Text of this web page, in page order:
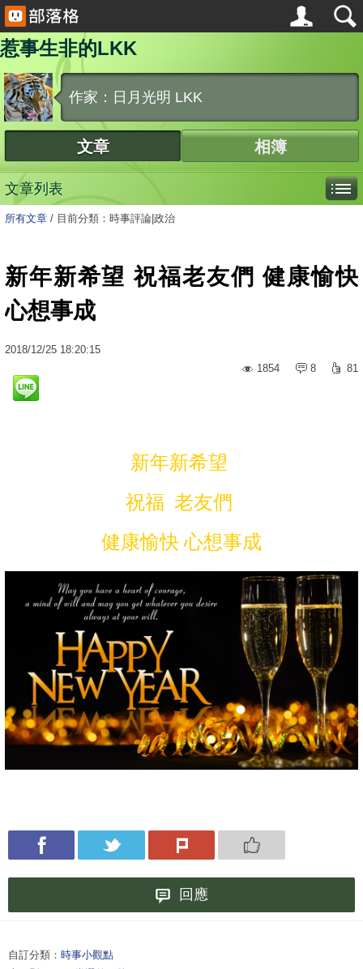
惹事生非的LKK
作家：日月光明 LKK
文章 相簿
文章列表
所有文章 / 目前分類：時事評論|政治
新年新希望 祝福老友們 健康愉快
心想事成
2018/12/25 18:20:15
1854
8 81
新年新希望
祝福 老友們
健康愉快 心想事成
回應
自訂分類： 時事小觀點